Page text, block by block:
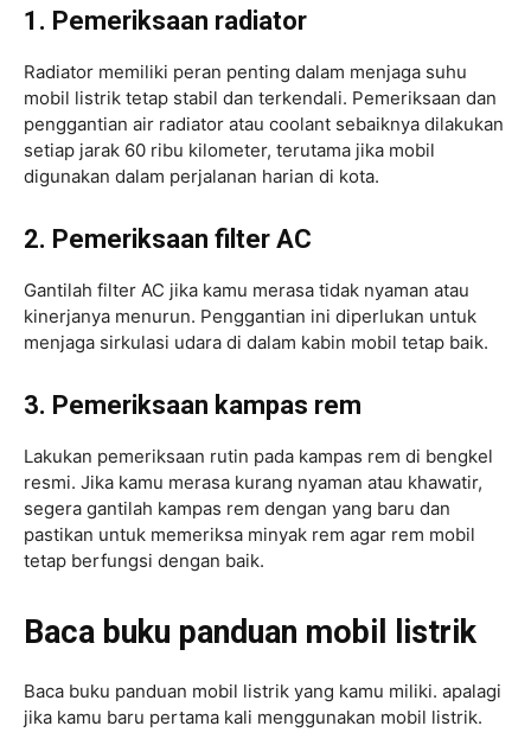
1. Pemeriksaan radiator
Radiator memiliki peran penting dalam menjaga suhu
mobil listrik tetap stabil dan terkendali. Pemeriksaan dan
penggantian air radiator atau coolant sebaiknya dilakukan
setiap jarak 60 ribu kilometer, terutama jika mobil
digunakan dalam perjalanan harian di kota.
2. Pemeriksaan filter AC
Gantilah filter AC jika kamu merasa tidak nyaman atau
kinerjanya menurun. Penggantian ini diperlukan untuk
menjaga sirkulasi udara di dalam kabin mobil tetap baik.
3. Pemeriksaan kampas rem
Lakukan pemeriksaan rutin pada kampas rem di bengkel
resmi. Jika kamu merasa kurang nyaman atau khawatir,
segera gantilah kampas rem dengan yang baru dan
pastikan untuk memeriksa minyak rem agar rem mobil
tetap berfungsi dengan baik.
Baca buku panduan mobil listrik
Baca buku panduan mobil listrik yang kamu miliki. apalagi
jika kamu baru pertama kali menggunakan mobil listrik.